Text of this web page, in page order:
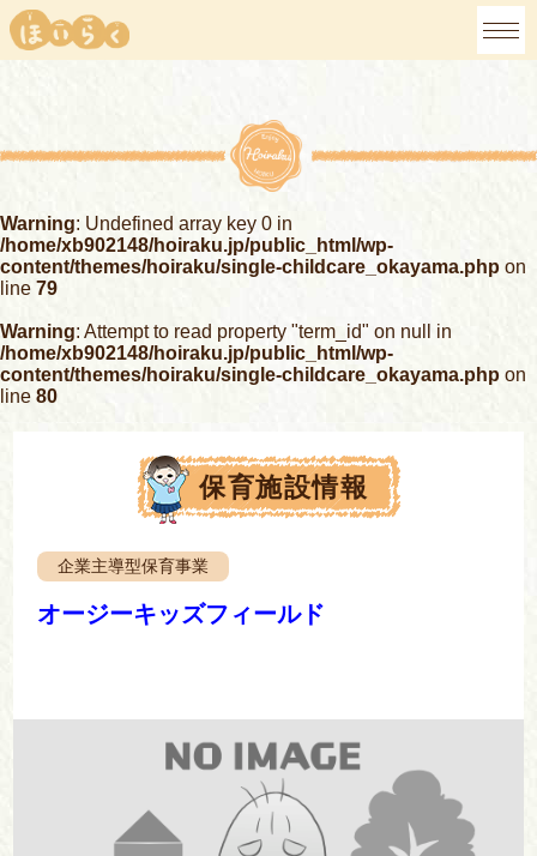
Warning: Undefined array key 0 in
/home/xb902148/hoiraku.jp/public_html/wp-
content/themes/hoiraku/single-childcare_okayama.php on
line 79
Warning: Attempt to read property "term_id" on null in
/home/xb902148/hoiraku.jp/public_html/wp-
content/themes/hoiraku/single-childcare_okayama.php on
line 80
保育施設情報
オージーキッズフィールド
企業主導型保育事業